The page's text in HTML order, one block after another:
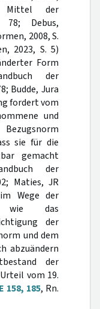
Mittel der
78; Debus,
2008, S.
2023, S. 5)
Form
der
Budde, Jura
fordert vom
und
sie für die
gemacht
der
Maties, JR
Wege der
wie das
der
und dem
abzuändern
der
vom 19.
158, 185, Rn.